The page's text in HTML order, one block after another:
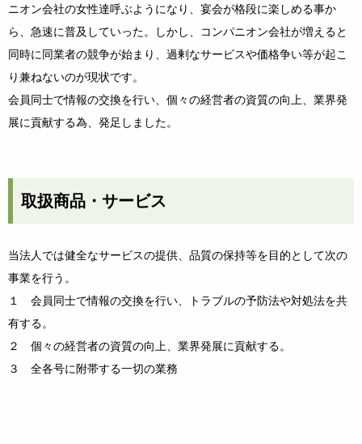
ニオン会社の女性達呼ぶようになり、宴会が格段に楽しめる事か
ら、急速に普及していった。しかし、コンパニオン会社が増えると
同時に同業者の競争が始まり、過剰なサービスや価格争い等が起こ
り兼ねないのが現状です。
会員同士で情報の交換を行い、個々の経営者の資質の向上、業界発
展に貢献する為、発足しました。
取扱商品・サービス
当法人では健全なサービスの提供、品質の保持等を目的として次の
事業を行う。
１ 会員同士で情報の交換を行い、トラブルの予防法や対処法を共
有する。
２ 個々の経営者の資質の向上、業界発展に貢献する。
３ 全各号に附帯する一切の業務